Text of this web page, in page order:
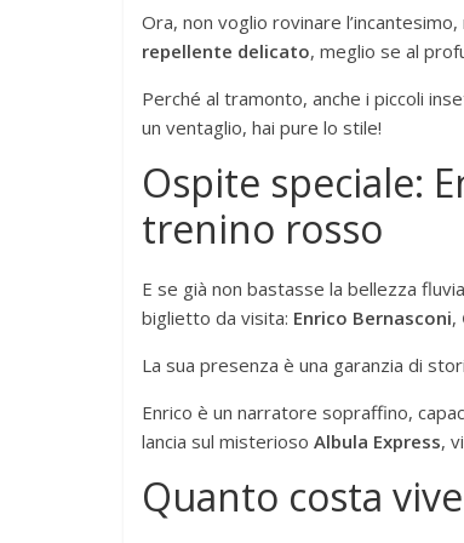
Ora, non voglio rovinare
repellente delicato, meglio se al
Perché al tramonto, anche i piccoli
un ventaglio, hai pure lo stile!
Ospite speciale:
trenino rosso
E se già non bastasse la bellezza
biglietto da visita: Enrico Bernasconi,
La sua presenza è una garanzia di
Enrico è un narratore sopraffino,
lancia sul misterioso Albula Express,
Quanto costa